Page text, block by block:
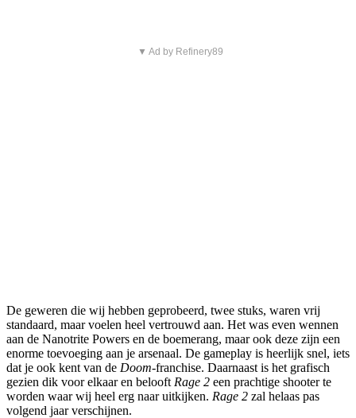
▼ Ad by Refinery89
De geweren die wij hebben geprobeerd, twee stuks, waren vrij
standaard, maar voelen heel vertrouwd aan. Het was even wennen
aan de Nanotrite Powers en de boemerang, maar ook deze zijn een
enorme toevoeging aan je arsenaal. De gameplay is heerlijk snel, iets
dat je ook kent van de Doom-franchise. Daarnaast is het grafisch
gezien dik voor elkaar en belooft Rage 2 een prachtige shooter te
worden waar wij heel erg naar uitkijken. Rage 2 zal helaas pas
volgend jaar verschijnen.